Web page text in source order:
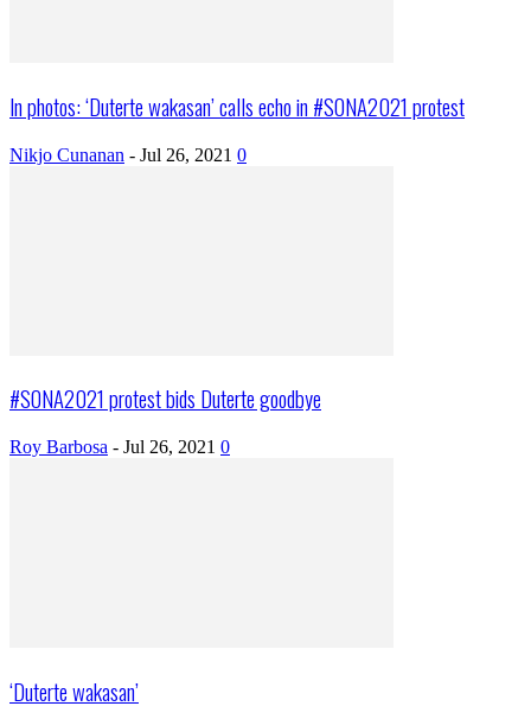
In photos: ‘Duterte wakasan’ calls echo in #SONA2021 protest
Nikjo Cunanan - Jul 26, 2021 0
#SONA2021 protest bids Duterte goodbye
Roy Barbosa - Jul 26, 2021 0
‘Duterte wakasan’